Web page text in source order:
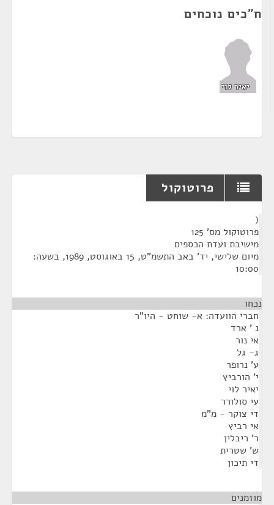
ח"כים נוכחים
יאיר לוי
פרוטוקול
(
פרוטוקול מס' 125
מישיבת ועדת הכספים
מיום שלישי, יד' באב התשמ"ט, 15 באוגוסט, 1989, בשעה:
10:00
נכחו
חברי הוועדה: א- שוחט - היו"ר
נ ' ארד
אי נור
ג- גל
ע' נרופר
י' הורביץ
יאיר לוי
עי סולורר
די צוקר - מ"מ
אי רביץ
ר' ריבלין
ש' שטרית
די תיכון
מוזמנים